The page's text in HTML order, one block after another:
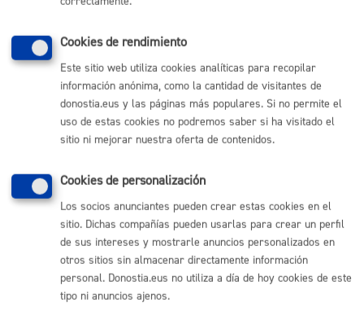
(+34) 943 481 000
Buzón de la ciudadanía
Informar de un error en la web
Enlaces útiles
Perfil del contratante
Sede electrónica
Mapas - GeoDonostia
Sala de prensa
Mapa web
Otras páginas web corporativas
Cookies de rendimiento
Este sitio web utiliza cookies analíticas para recopilar
información anónima, como la cantidad de visitantes de
donostia.eus y las páginas más populares. Si no permite el
uso de estas cookies no podremos saber si ha visitado el
sitio ni mejorar nuestra oferta de contenidos.
Cookies de personalización
Los socios anunciantes pueden crear estas cookies en el
sitio. Dichas compañías pueden usarlas para crear un perfil
de sus intereses y mostrarle anuncios personalizados en
otros sitios sin almacenar directamente información
personal. Donostia.eus no utiliza a día de hoy cookies de este
tipo ni anuncios ajenos.